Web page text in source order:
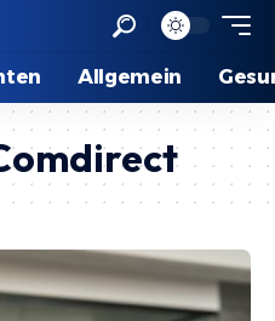
Allgemein